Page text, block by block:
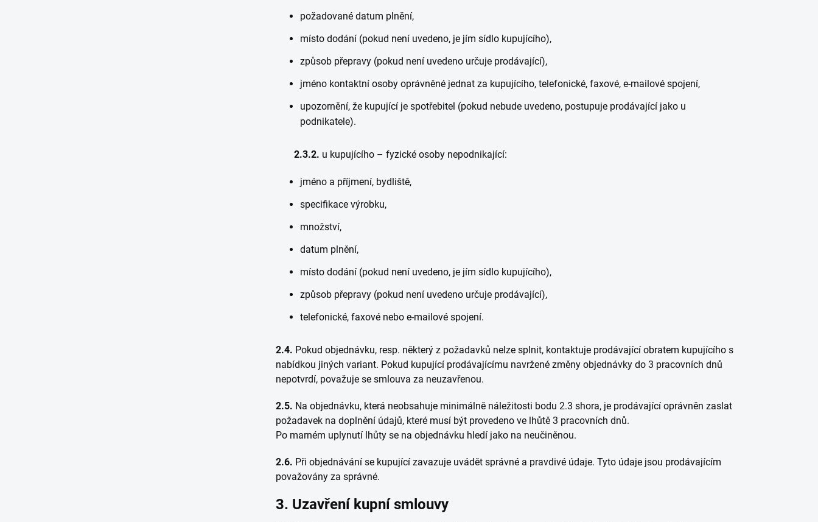
požadované datum plnění,
místo dodání (pokud není uvedeno, je jím sídlo kupujícího),
způsob přepravy (pokud není uvedeno určuje prodávající),
jméno kontaktní osoby oprávněné jednat za kupujícího, telefonické, faxové, e-mailové spojení,
upozornění, že kupující je spotřebitel (pokud nebude uvedeno, postupuje prodávající jako u
podnikatele).
2.3.2. u kupujícího – fyzické osoby nepodnikající:
jméno a příjmení, bydliště,
specifikace výrobku,
množství,
datum plnění,
místo dodání (pokud není uvedeno, je jím sídlo kupujícího),
způsob přepravy (pokud není uvedeno určuje prodávající),
telefonické, faxové nebo e-mailové spojení.
2.4. Pokud objednávku, resp. některý z požadavků nelze splnit, kontaktuje prodávající obratem kupujícího s
nabídkou jiných variant. Pokud kupující prodávajícímu navržené změny objednávky do 3 pracovních dnů
nepotvrdí, považuje se smlouva za neuzavřenou.
2.5. Na objednávku, která neobsahuje minimálně náležitosti bodu 2.3 shora, je prodávající oprávněn zaslat
požadavek na doplnění údajů, které musí být provedeno ve lhůtě 3 pracovních dnů.
Po marném uplynutí lhůty se na objednávku hledí jako na neučiněnou.
2.6. Při objednávání se kupující zavazuje uvádět správné a pravdivé údaje. Tyto údaje jsou prodávajícím
považovány za správné.
3. Uzavření kupní smlouvy